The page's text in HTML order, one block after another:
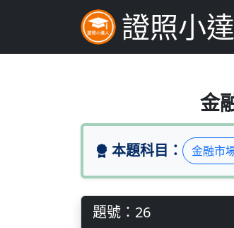
證照小
下列何者
金
本題科目： 金融市
題號：26